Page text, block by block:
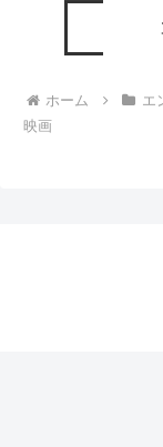
ホーム エ
映画